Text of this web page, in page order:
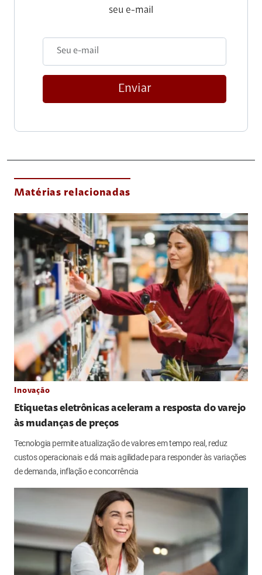
seu e-mail
Enviar
Matérias relacionadas
Inovação
Etiquetas eletrônicas aceleram a resposta do varejo
às mudanças de preços
Tecnologia permite atualização de valores em tempo real, reduz
custos operacionais e dá mais agilidade para responder às variações
de demanda, inflação e concorrência